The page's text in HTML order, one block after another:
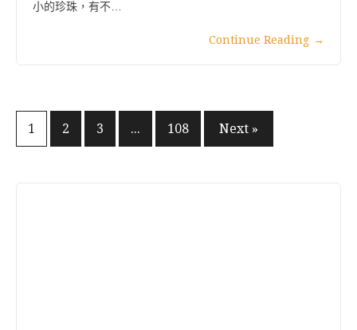
小的珍珠，有不…
Continue Reading →
文
1 2 3 ... 108 Next »